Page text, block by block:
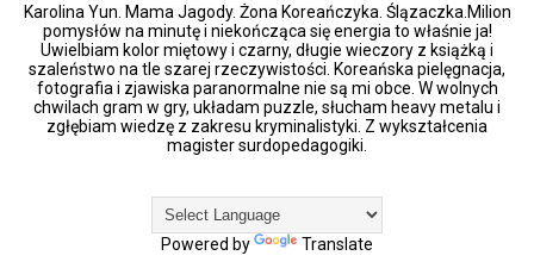
Karolina Yun. Mama Jagody. Żona Koreańczyka. Ślązaczka.Milion
pomysłów na minutę i niekończąca się energia to właśnie ja!
Uwielbiam kolor miętowy i czarny, długie wieczory z książką i
szaleństwo na tle szarej rzeczywistości. Koreańska pielęgnacja,
fotografia i zjawiska paranormalne nie są mi obce. W wolnych
chwilach gram w gry, układam puzzle, słucham heavy metalu i
zgłębiam wiedzę z zakresu kryminalistyki. Z wykształcenia
magister surdopedagogiki.
Powered by Translate